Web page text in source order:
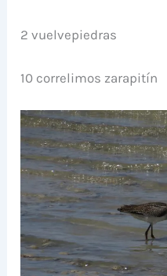
2 vuelvepiedras
10 correlimos zarapitín